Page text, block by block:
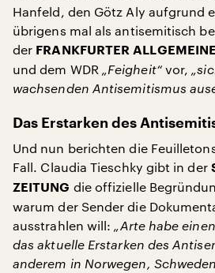
Hanfeld, den Götz Aly aufgrund
übrigens mal als antisemitisch
der FRANKFURTER
und dem WDR „Feigheit“vor,
wachsenden Antisemitismus
Das Erstarken des
Und nun berichten die
Fall. Claudia Tieschky gibt in der
ZEITUNG die offizielle
warum der Sender die
ausstrahlen will: „Arte habe
das aktuelle Erstarken des
anderem in Norwegen,